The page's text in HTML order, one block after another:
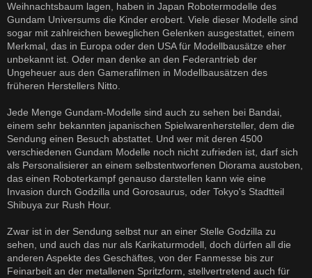
Weihnachtsbaum lagen, haben in Japan Robotermodelle des
Gundam Universums die Kinder erobert. Viele dieser Modelle sind
sogar mit zahlreichen beweglichen Gelenken ausgestattet, einem
Merkmal, das in Europa oder den USA für Modellbausätze eher
unbekannt ist. Oder man denke an den Federantrieb der
Ungeheuer aus den Gamerafilmen in Modellbausätzen des
früheren Herstellers Nitto.
Jede Menge Gundam-Modelle sind auch zu sehen bei Bandai,
einem sehr bekannten japanischen Spielwarenhersteller, dem die
Sendung einen Besuch abstattet. Und wer mit deren 4500
verschiedenen Gundam Modelle noch nicht zufrieden ist, darf sich
als Personalisierer an einem selbstentworfenen Diorama austoben,
das einen Roboterkampf genauso darstellen kann wie eine
Invasion durch Godzilla und Gorosaurus, oder Tokyo's Stadtteil
Shibuya zur Rush Hour.
Zwar ist in der Sendung selbst nur an einer Stelle Godzilla zu
sehen, und auch das nur als Karikaturmodell, doch dürfen all die
anderen Aspekte des Geschäftes, von der Fanmesse bis zur
Feinarbeit an der metallenen Spritzform, stellvertretend auch für